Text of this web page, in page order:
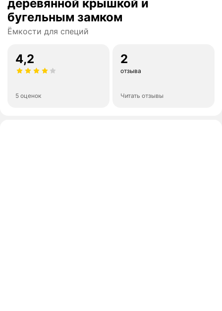
деревянной крышкой и
бугельным замком
Ёмкости для специй
4,2
5 оценок
2
отзыва
Читать отзывы